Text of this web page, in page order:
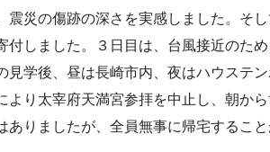
震災の傷跡の深さを実感しました。そ
付しました。３日目は、台風接近のた
見学後、昼は長崎市内、夜はハウステ
より太宰府天満宮参拝を中止し、朝か
ありましたが、全員無事に帰宅すること